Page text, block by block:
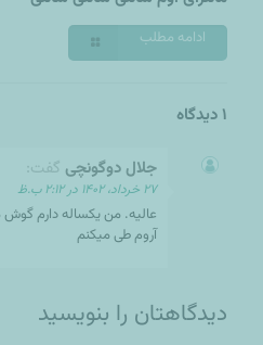
ادامه مطلب
1 دیدگاه
جلال دوگونچی گفت:
۲۷ خرداد، ۱۴۰۲ در ۲:۱۲ ب.ظ
عالیه. من یکساله دارم گوش
آروم طی میکنم
دیدگاهتان را بنویسید